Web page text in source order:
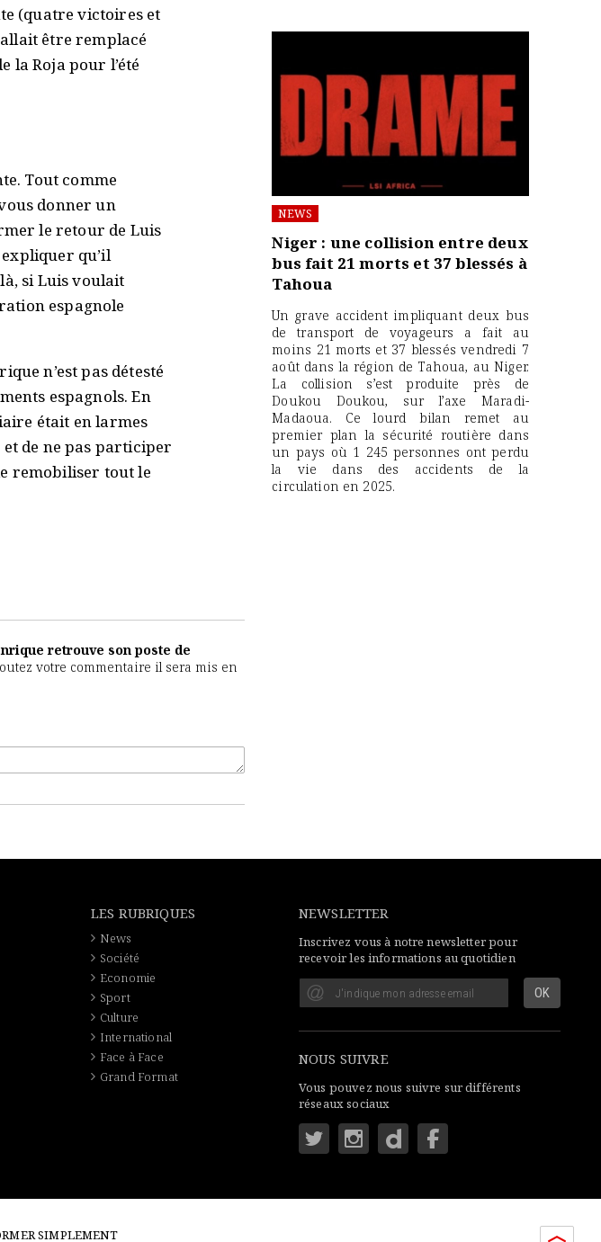
(quatre victoires et
être remplacé
la Roja pour l’été
Tout comme
donner un
le retour de Luis
qu’il
si Luis voulait
espagnole
n’est pas détesté
espagnols. En
était en larmes
et de ne pas participer
remobiliser tout le
retrouve son poste de
votre commentaire il sera mis en
NEWS
Niger : une collision entre deux
bus fait 21 morts et 37 blessés à
Tahoua
Un grave accident impliquant deux bus
de transport de voyageurs a fait au
moins 21 morts et 37 blessés vendredi 7
août dans la région de Tahoua, au Niger.
La collision s’est produite près de
Doukou Doukou, sur l’axe Maradi-
Madaoua. Ce lourd bilan remet au
premier plan la sécurité routière dans
un pays où 1 245 personnes ont perdu
la vie dans des accidents de la
circulation en 2025.
LES RUBRIQUES
News
Société
Economie
Sport
Culture
International
Face à Face
Grand Format
NEWSLETTER
Inscrivez vous à notre newsletter pour
recevoir les informations au quotidien
NOUS SUIVRE
Vous pouvez nous suivre sur différents
réseaux sociaux
SIMPLEMENT